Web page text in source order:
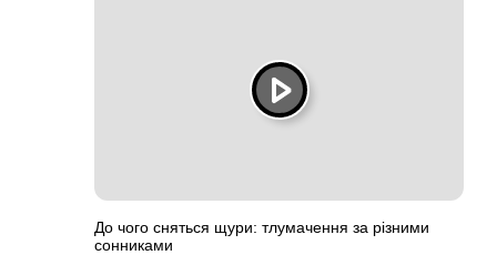
До чого сняться щури: тлумачення за різними
сонниками